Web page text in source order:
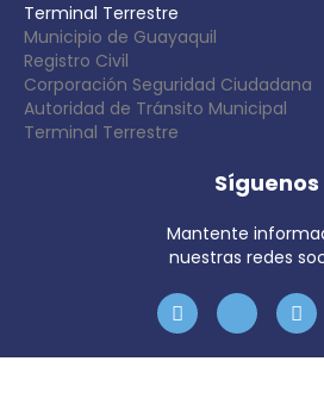
Terminal Terrestre
Municipio de Guayaquil
Registro Civil
Corporación Seguridad Ciudadana
Autoridad de Tránsito Municipal
Terminal Terrestre
Síguenos
Mantente
nuestras redes